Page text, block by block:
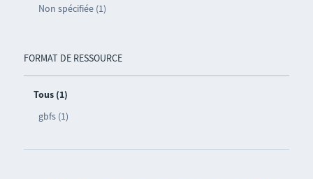
Non spécifiée (1)
FORMAT DE RESSOURCE
Tous (1)
gbfs (1)